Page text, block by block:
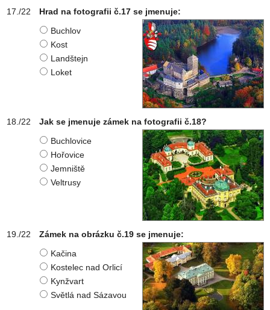
Hrad na fotografii č.17 se jmenuje:
Buchlov
Kost
Landštejn
Loket
Jak se jmenuje zámek na fotografii č.18?
Buchlovice
Hořovice
Jemniště
Veltrusy
Zámek na obrázku č.19 se jmenuje:
Kačina
Kostelec nad Orlicí
Kynžvart
Světlá nad Sázavou